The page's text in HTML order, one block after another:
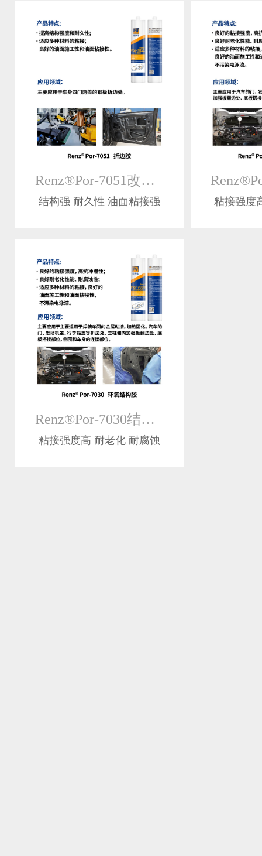
Renz®Por-7051改性型热固化结构胶
结构强 耐久性 油面粘接强 粘接强度
Renz®Por-7030结构胶
粘接强度高 耐老化 耐腐蚀